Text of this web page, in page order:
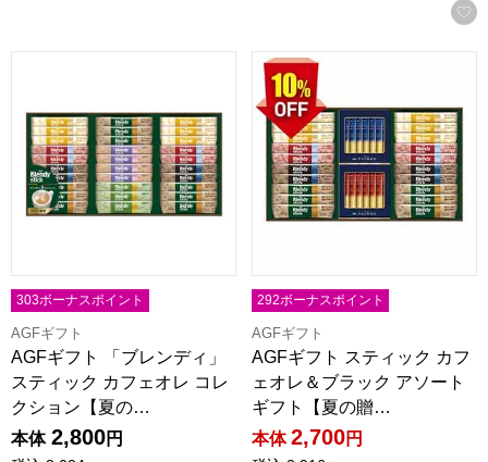
AGFギフト 「ブレンディ」スティック カフェオレ コレク
303ボーナスポイント
AGFギフト
AGFギフト 「ブレンディ」
スティック カフェオレ コレ
クション【夏の…
本体 2,800円
AGFギフト スティック カフ
292ボーナスポイント
AGFギフト
AGFギフト スティック カフ
ェオレ＆ブラック アソート
ギフト【夏の贈…
本体 2,700円